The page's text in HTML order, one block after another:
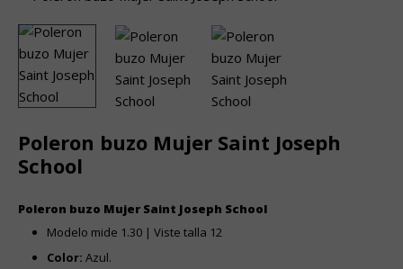
Poleron buzo Mujer Saint Joseph
School
Poleron buzo Mujer Saint Joseph School
Modelo mide 1.30 | Viste talla 12
Color: Azul.